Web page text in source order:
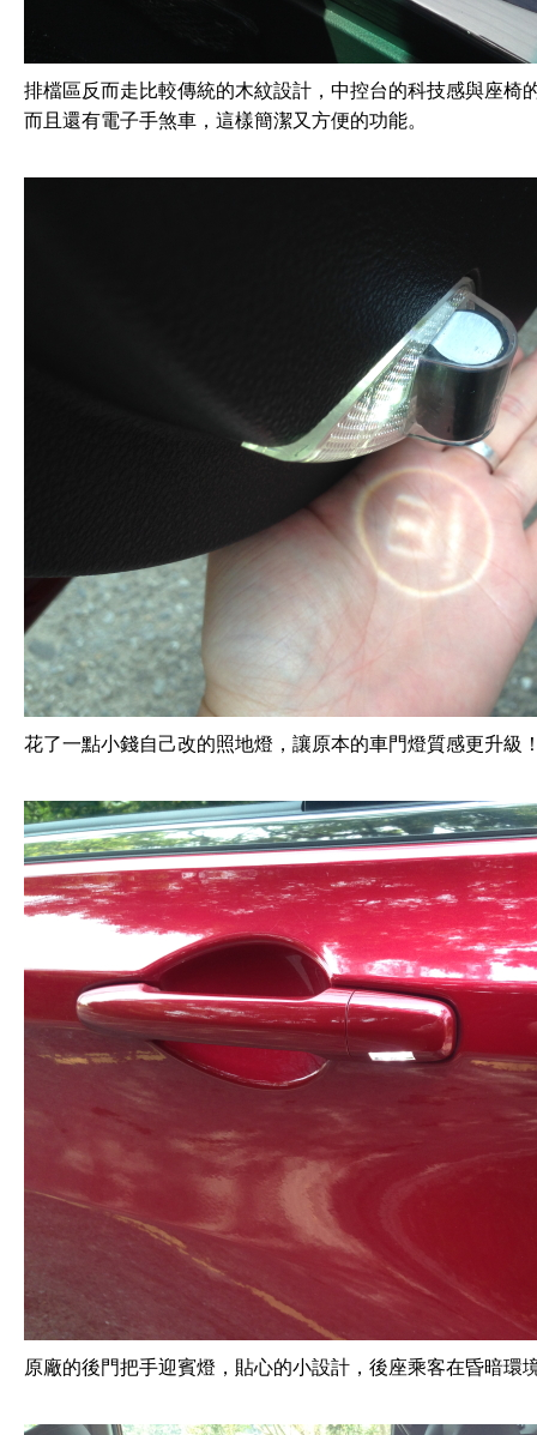
排檔區反而走比較傳統的木紋設計，中控台的科技感與座椅
而且還有電子手煞車，這樣簡潔又方便的功能。
花了一點小錢自己改的照地燈，讓原本的車門燈質感更升級
原廠的後門把手迎賓燈，貼心的小設計，後座乘客在昏暗環